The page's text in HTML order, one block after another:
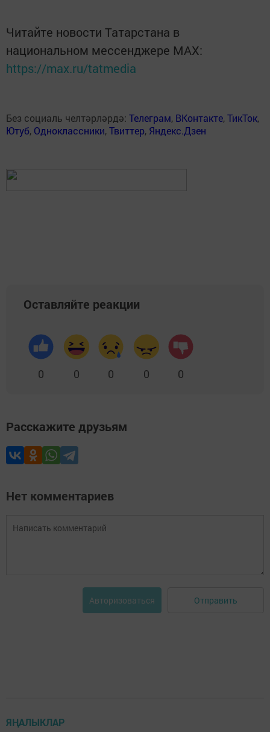
Читайте новости Татарстана в
национальном мессенджере MАХ:
https://max.ru/tatmedia
Без социаль челтәрләрдә: Телеграм, ВКонтакте,ТикТок,
Ютуб, Одноклассники,Твиттер, Яндекс.Дзен
Оставляйте реакции
0 0 0 0 0
Расскажите друзьям
Нет комментариев
Авторизоваться Отправить
ЯҢАЛЫКЛАР